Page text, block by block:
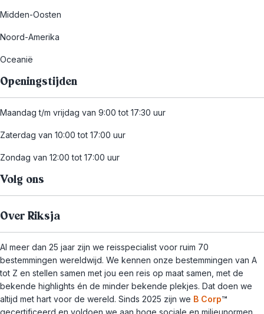
Midden-Oosten
Noord-Amerika
Oceanië
Openingstijden
Maandag t/m vrijdag van 9:00 tot 17:30 uur
Zaterdag van 10:00 tot 17:00 uur
Zondag van 12:00 tot 17:00 uur
Volg ons
Over Riksja
Al meer dan 25 jaar zijn we reisspecialist voor ruim 70
bestemmingen wereldwijd. We kennen onze bestemmingen van A
tot Z en stellen samen met jou een reis op maat samen, met de
bekende highlights én de minder bekende plekjes. Dat doen we
altijd met hart voor de wereld. Sinds 2025 zijn we B Corp™
gecertificeerd en voldoen we aan hoge sociale en milieunormen.